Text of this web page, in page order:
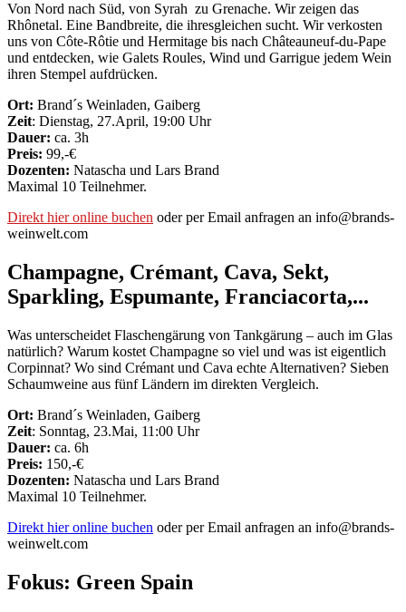
Von Nord nach Süd, von Syrah zu Grenache. Wir zeigen das
Rhônetal. Eine Bandbreite, die ihresgleichen sucht. Wir verkosten
uns von Côte-Rôtie und Hermitage bis nach Châteauneuf-du-Pape
und entdecken, wie Galets Roules, Wind und Garrigue jedem Wein
ihren Stempel aufdrücken.
Ort: Brand´s Weinladen, Gaiberg
Zeit: Dienstag, 27.April, 19:00 Uhr
Dauer: ca. 3h
Preis: 99,-€
Dozenten: Natascha und Lars Brand
Maximal 10 Teilnehmer.
Direkt hier online buchen oder per Email anfragen an info@brands-
weinwelt.com
Champagne, Crémant, Cava, Sekt,
Sparkling, Espumante, Franciacorta,...​
Was unterscheidet Flaschengärung von Tankgärung – auch im Glas
natürlich? Warum kostet Champagne so viel und was ist eigentlich
Corpinnat? Wo sind Crémant und Cava echte Alternativen? Sieben
Schaumweine aus fünf Ländern im direkten Vergleich.
Ort: Brand´s Weinladen, Gaiberg
Zeit: Sonntag, 23.Mai, 11:00 Uhr
Dauer: ca. 6h
Preis: 150,-€
Dozenten: Natascha und Lars Brand
Maximal 10 Teilnehmer.
Direkt hier online buchen oder per Email anfragen an info@brands-
weinwelt.com
Fokus: Green Spain